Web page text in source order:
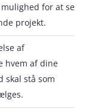
for at se
projekt.
af
hvem af dine
skal stå som